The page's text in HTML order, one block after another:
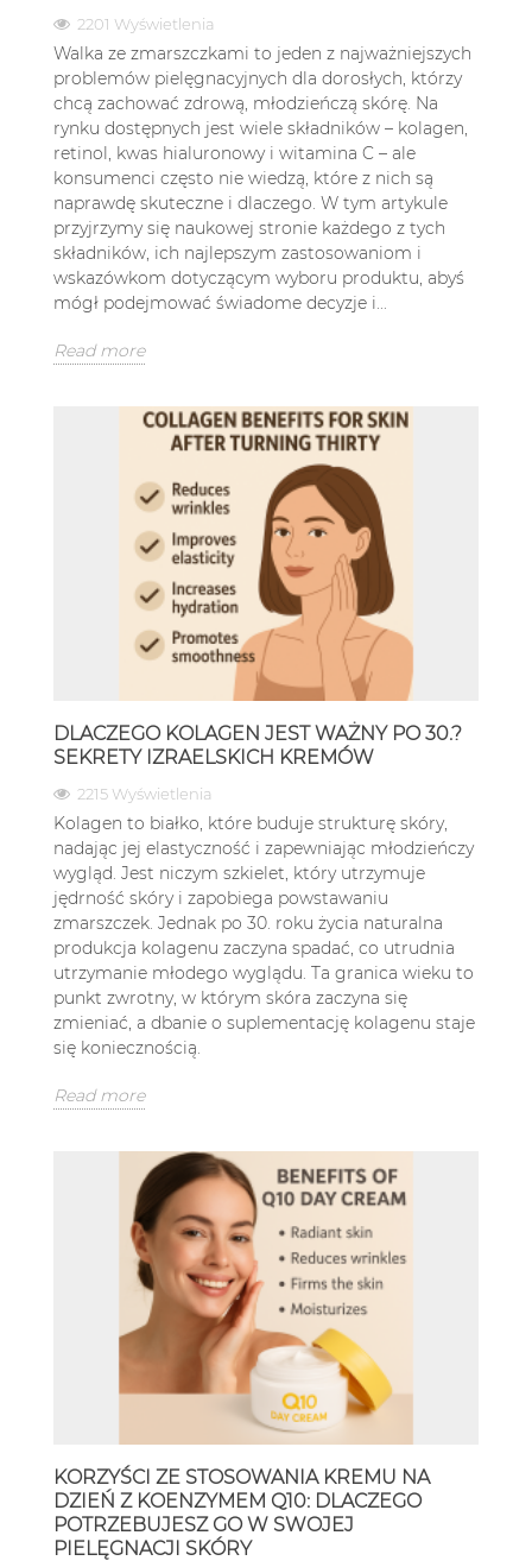
2201 Wyświetlenia
Walka ze zmarszczkami to jeden z najważniejszych
problemów pielęgnacyjnych dla dorosłych, którzy
chcą zachować zdrową, młodzieńczą skórę. Na
rynku dostępnych jest wiele składników – kolagen,
retinol, kwas hialuronowy i witamina C – ale
konsumenci często nie wiedzą, które z nich są
naprawdę skuteczne i dlaczego. W tym artykule
przyjrzymy się naukowej stronie każdego z tych
składników, ich najlepszym zastosowaniom i
wskazówkom dotyczącym wyboru produktu, abyś
mógł podejmować świadome decyzje i...
Read more
DLACZEGO KOLAGEN JEST WAŻNY PO 30.?
SEKRETY IZRAELSKICH KREMÓW
2215 Wyświetlenia
Kolagen to białko, które buduje strukturę skóry,
nadając jej elastyczność i zapewniając młodzieńczy
wygląd. Jest niczym szkielet, który utrzymuje
jędrność skóry i zapobiega powstawaniu
zmarszczek. Jednak po 30. roku życia naturalna
produkcja kolagenu zaczyna spadać, co utrudnia
utrzymanie młodego wyglądu. Ta granica wieku to
punkt zwrotny, w którym skóra zaczyna się
zmieniać, a dbanie o suplementację kolagenu staje
się koniecznością.
Read more
KORZYŚCI ZE STOSOWANIA KREMU NA
DZIEŃ Z KOENZYMEM Q10: DLACZEGO
POTRZEBUJESZ GO W SWOJEJ
PIELĘGNACJI SKÓRY